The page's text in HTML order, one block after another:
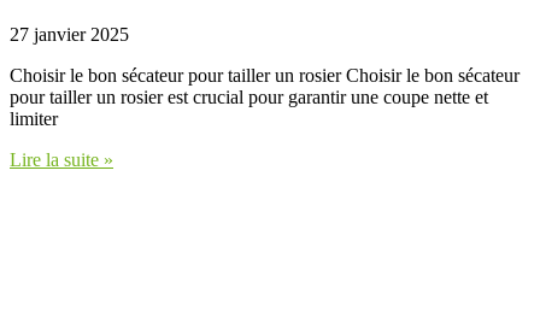
27 janvier 2025
Choisir le bon sécateur pour tailler un rosier Choisir le bon sécateur
pour tailler un rosier est crucial pour garantir une coupe nette et
limiter
Lire la suite »